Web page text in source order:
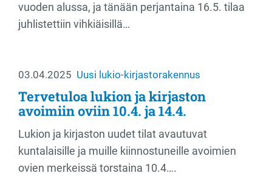
vuoden alussa, ja tänään perjantaina 16.5. tilaa
juhlistettiin vihkiäisillä…
03.04.2025 Uusi lukio-kirjastorakennus
Tervetuloa lukion ja kirjaston
avoimiin oviin 10.4. ja 14.4.
Lukion ja kirjaston uudet tilat avautuvat
kuntalaisille ja muille kiinnostuneille avoimien
ovien merkeissä torstaina 10.4….